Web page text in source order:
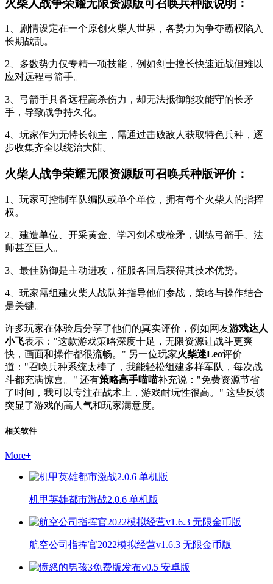
火柴人战争荣耀无限资源版可召唤兵种版说明：
1、剧情设定在一个原创火柴人世界，各势力为争夺霸权陷入
长期战乱。
2、多数势力仅专精一项技能，例如剑士擅长快速近战但难以
应对远程弓箭手。
3、弓箭手具备远程高杀伤力，却无法抵御能攻能守的长矛
手，导致战争持久化。
4、玩家作为无特长领主，需通过击败敌人获取特色兵种，逐
步收集齐全以统治大陆。
火柴人战争荣耀无限资源版可召唤兵种版评价：
1、玩家可控制军队编队或单个单位，拥有每个火柴人的指挥
权。
2、建造单位、开采黄金、学习剑术或枪矛，训练弓箭手、法
师甚至巨人。
3、最佳防御是主动进攻，征服各国后获得其技术优势。
4、玩家需组建火柴人战队并指导他们参战，策略与操作结合
是关键。
许多玩家在体验后分享了他们的真实评价，例如网友游戏达人
小飞表示："这款游戏策略深度十足，无限资源让战斗更爽
快，画面和操作都很流畅。" 另一位玩家火柴迷Leo评价
道："召唤兵种系统太棒了，我能轻松组建多样军队，每次战
斗都充满惊喜。" 还有策略高手喵喵补充说："免费资源节省
了时间，我可以专注在战术上，游戏耐玩性很高。" 这些反馈
突显了游戏的高人气和玩家满意度。
相关软件
More+
机甲英雄都市激战2.0.6 单机版
航空公司指挥官2022模拟经营v1.6.3 无限金币版